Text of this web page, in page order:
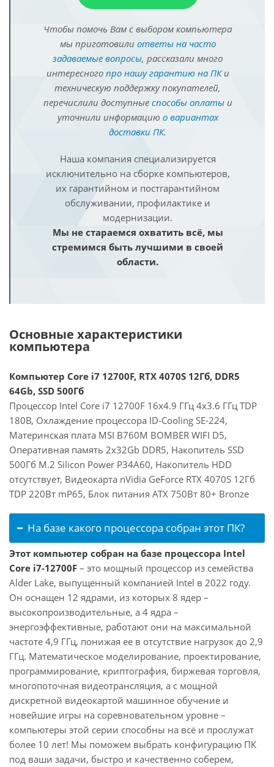
Чтобы помочь Вам с выбором компьютера
мы приготовили ответы на часто
задаваемые вопросы, рассказали много
интересного про нашу гарантию на ПКи
техническую поддержку покупателей,
перечислили доступные способы оплатыи
уточнили информацию о вариантах
доставки ПК.
Наша компания специализируется
исключительно на сборке компьютеров,
их гарантийном и постгарантийном
обслуживании, профилактике и
модернизации.
Мы не стараемся охватить всё, мы
стремимся быть лучшими в своей
области.
Основные характеристики
компьютера
Компьютер Core i7 12700F, RTX 4070S 12Гб, DDR5
64Gb, SSD 500Гб
Процессор Intel Core i7 12700F 16x4.9 ГГц 4x3.6 ГГц TDP
180В, Охлаждение процессора ID-Cooling SE-224,
Материнская плата MSI B760M BOMBER WIFI D5,
Оперативная память 2x32Gb DDR5, Накопитель SSD
500Гб M.2 Silicon Power P34A60, Накопитель HDD
отсутствует, Видеокарта nVidia GeForce RTX 4070S 12Гб
TDP 220Вт mP65, Блок питания ATX 750Вт 80+ Bronze
На базе какого процессора собран этот ПК?
Этот компьютер собран на базе процессора Intel
Core i7-12700F – это мощный процессор из семейства
Alder Lake, выпущенный компанией Intel в 2022 году.
Он оснащен 12 ядрами, из которых 8 ядер –
высокопроизводительные, а 4 ядра –
энергоэффективные, работают они на максимальной
частоте 4,9 ГГц, понижая ее в отсутствие нагрузок до 2,9
ГГц. Математическое моделирование, проектирование,
программирование, криптография, биржевая торговля,
многопоточная видеотрансляция, а с мощной
дискретной видеокартой машинное обучение и
новейшие игры на соревновательном уровне –
компьютеры этой серии способны на всё и прослужат
более 10 лет! Мы поможем выбрать конфигурацию ПК
под ваши задачи, быстро и качественно соберем,